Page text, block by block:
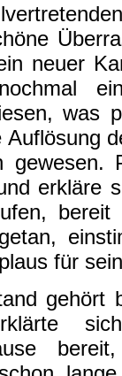
neuer
was
gewesen.
erkläre
für
gehört